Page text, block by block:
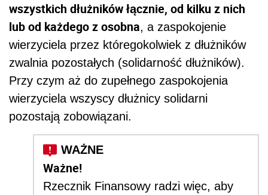
wszystkich dłużników łącznie, od kilku z nich
lub od każdego z osobna, a zaspokojenie
wierzyciela przez któregokolwiek z dłużników
zwalnia pozostałych (solidarność dłużników).
Przy czym aż do zupełnego zaspokojenia
wierzyciela wszyscy dłużnicy solidarni
pozostają zobowiązani.
Ważne!
Rzecznik Finansowy radzi więc, aby